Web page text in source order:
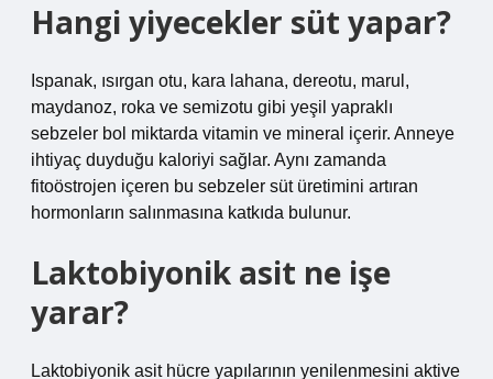
Hangi yiyecekler süt yapar?
Ispanak, ısırgan otu, kara lahana, dereotu, marul,
maydanoz, roka ve semizotu gibi yeşil yapraklı
sebzeler bol miktarda vitamin ve mineral içerir. Anneye
ihtiyaç duyduğu kaloriyi sağlar. Aynı zamanda
fitoöstrojen içeren bu sebzeler süt üretimini artıran
hormonların salınmasına katkıda bulunur.
Laktobiyonik asit ne işe
yarar?
Laktobiyonik asit hücre yapılarının yenilenmesini aktive